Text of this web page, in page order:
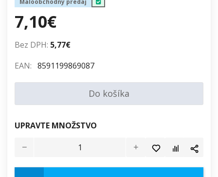
Maloobchodný predaj
7,10€
Bez DPH: 5,77€
EAN: 8591199869087
Do košíka
UPRAVTE MNOŽSTVO